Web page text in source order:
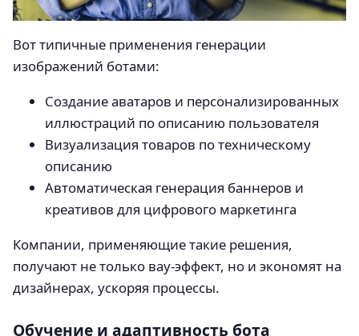
Вот типичные применения генерации
изображений ботами:
Создание аватаров и персонализированных
иллюстраций по описанию пользователя
Визуализация товаров по техническому
описанию
Автоматическая генерация баннеров и
креативов для цифрового маркетинга
Компании, применяющие такие решения,
получают не только вау-эффект, но и экономят на
дизайнерах, ускоряя процессы.
Обучение и адаптивность бота